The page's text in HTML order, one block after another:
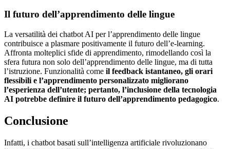
Il futuro dell’apprendimento delle lingue
La versatilità dei chatbot AI per l’apprendimento delle lingue
contribuisce a plasmare positivamente il futuro dell’e-learning.
Affronta molteplici sfide di apprendimento, rimodellando così la
sfera futura non solo dell’apprendimento delle lingue, ma di tutta
l’istruzione. Funzionalità come il feedback istantaneo, gli orari
flessibili e l’apprendimento personalizzato migliorano
l’esperienza dell’utente; pertanto, l’inclusione della tecnologia
AI potrebbe definire il futuro dell’apprendimento pedagogico.
Conclusione
Infatti, i chatbot basati sull’intelligenza artificiale rivoluzionano